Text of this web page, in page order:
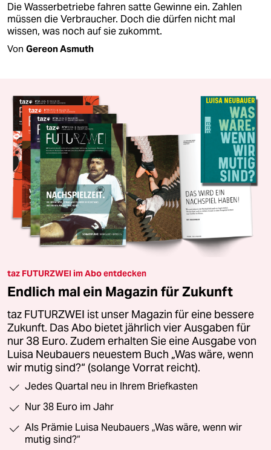
Die Wasserbetriebe fahren satte Gewinne ein. Zahlen
müssen die Verbraucher. Doch die dürfen nicht mal
wissen, was noch auf sie zukommt.
Von Gereon Asmuth
taz FUTURZWEI im Abo entdecken
Endlich mal ein Magazin für Zukunft
taz FUTURZWEI ist unser Magazin für eine bessere
Zukunft. Das Abo bietet jährlich vier Ausgaben für
nur 38 Euro. Zudem erhalten Sie eine Ausgabe von
Luisa Neubauers neuestem Buch „Was wäre, wenn
wir mutig sind?“ (solange Vorrat reicht).
Jedes Quartal neu in Ihrem Briefkasten
Nur 38 Euro im Jahr
Als Prämie Luisa Neubauers „Was wäre, wenn wir
mutig sind?“